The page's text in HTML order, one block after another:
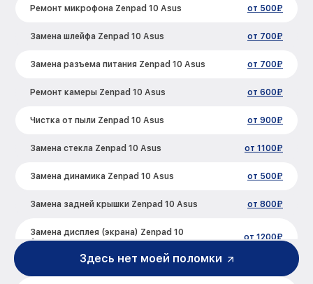
Ремонт микрофона Zenpad 10 Asus от 500₽
Замена шлейфа Zenpad 10 Asus от 700₽
Замена разъема питания Zenpad 10 Asus от 700₽
Ремонт камеры Zenpad 10 Asus от 600₽
Чистка от пыли Zenpad 10 Asus от 900₽
Замена стекла Zenpad 10 Asus от 1100₽
Замена динамика Zenpad 10 Asus от 500₽
Замена задней крышки Zenpad 10 Asus от 800₽
Замена дисплея (экрана) Zenpad 10
Asus
от 1200₽
Здесь нет моей поломки